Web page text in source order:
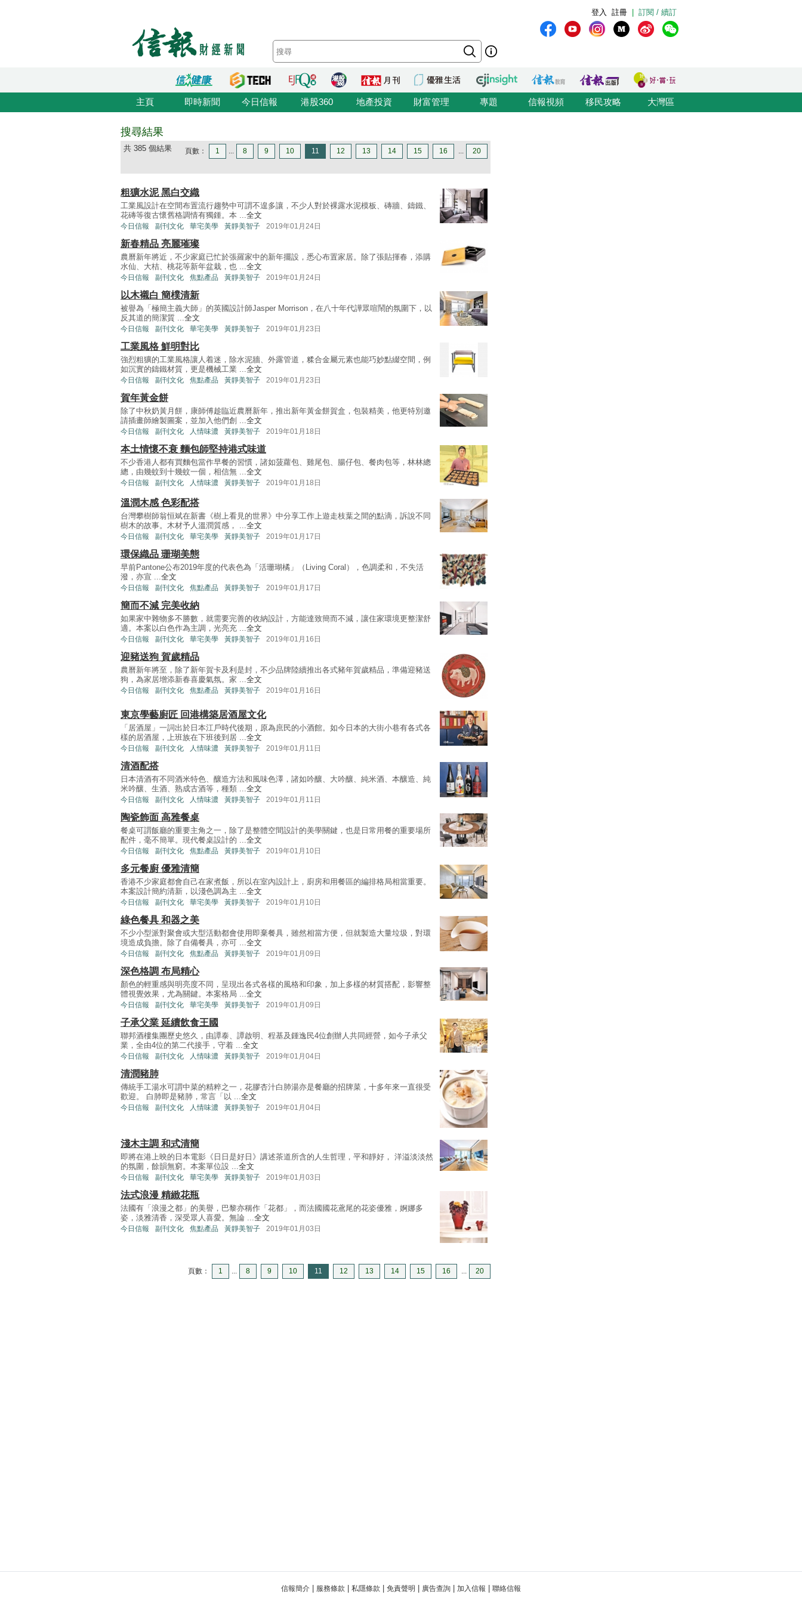
訂閱 / 續訂
註冊
登入
主頁 即時新聞 今日信報 港股360 地產投資 財富管理 專題 信報視頻 移民攻略 大灣區
搜尋結果
共 385 個結果 頁數： 1 ... 8 9 10 11 12 13 14 15 16 ... 20
粗獷水泥 黑白交織
工業風設計在空間布置流行趨勢中可謂不遑多讓，不少人對於裸露水泥模板、磚牆、鑄鐵、
花磚等復古懷舊格調情有獨鍾。本 ...全文
今日信報 副刊文化 華宅美學 黃靜美智子 2019年01月24日
新春精品 亮麗璀璨
農曆新年將近，不少家庭已忙於張羅家中的新年擺設，悉心布置家居。除了張貼揮春，添購
水仙、大桔、桃花等新年盆栽，也 ...全文
今日信報 副刊文化 焦點產品 黃靜美智子 2019年01月24日
以木襯白 簡樸清新
被譽為「極簡主義大師」的英國設計師Jasper Morrison，在八十年代譁眾喧鬧的氛圍下，以
反其道的簡潔質 ...全文
今日信報 副刊文化 華宅美學 黃靜美智子 2019年01月23日
工業風格 鮮明對比
強烈粗獷的工業風格讓人着迷，除水泥牆、外露管道，糅合金屬元素也能巧妙點綴空間，例
如沉實的鑄鐵材質，更是機械工業 ...全文
今日信報 副刊文化 焦點產品 黃靜美智子 2019年01月23日
賀年黃金餅
除了中秋奶黃月餅，康師傅趁臨近農曆新年，推出新年黃金餅賀盒，包裝精美，他更特別邀
請插畫師繪製圖案，並加入他們創 ...全文
今日信報 副刊文化 人情味濃 黃靜美智子 2019年01月18日
本土情懷不衰 麵包師堅持港式味道
不少香港人都有買麵包當作早餐的習慣，諸如菠蘿包、雞尾包、腸仔包、餐肉包等，林林總
總，由幾蚊到十幾蚊一個，相信無 ...全文
今日信報 副刊文化 人情味濃 黃靜美智子 2019年01月18日
溫潤木感 色彩配搭
台灣攀樹師翁恒斌在新書《樹上看見的世界》中分享工作上遊走枝葉之間的點滴，訴說不同
樹木的故事。木材予人溫潤質感， ...全文
今日信報 副刊文化 華宅美學 黃靜美智子 2019年01月17日
環保織品 珊瑚美態
早前Pantone公布2019年度的代表色為「活珊瑚橘」（Living Coral），色調柔和，不失活
潑，亦宣 ...全文
今日信報 副刊文化 焦點產品 黃靜美智子 2019年01月17日
簡而不減 完美收納
如果家中雜物多不勝數，就需要完善的收納設計，方能達致簡而不減，讓住家環境更整潔舒
適。本案以白色作為主調，光亮充 ...全文
今日信報 副刊文化 華宅美學 黃靜美智子 2019年01月16日
迎豬送狗 賀歲精品
農曆新年將至，除了新年賀卡及利是封，不少品牌陸續推出各式豬年賀歲精品，準備迎豬送
狗，為家居增添新春喜慶氣氛。家 ...全文
今日信報 副刊文化 焦點產品 黃靜美智子 2019年01月16日
東京學藝廚匠 回港構築居酒屋文化
「居酒屋」一詞出於日本江戶時代後期，原為庶民的小酒館。如今日本的大街小巷有各式各
樣的居酒屋，上班族在下班後到居 ...全文
今日信報 副刊文化 人情味濃 黃靜美智子 2019年01月11日
清酒配搭
日本清酒有不同酒米特色、釀造方法和風味色澤，諸如吟釀、大吟釀、純米酒、本釀造、純
米吟釀、生酒、熟成古酒等，種類 ...全文
今日信報 副刊文化 人情味濃 黃靜美智子 2019年01月11日
陶瓷飾面 高雅餐桌
餐桌可謂飯廳的重要主角之一，除了是整體空間設計的美學關鍵，也是日常用餐的重要場所
配件，毫不簡單。現代餐桌設計的 ...全文
今日信報 副刊文化 焦點產品 黃靜美智子 2019年01月10日
多元餐廚 優雅清簡
香港不少家庭都會自己在家煮飯，所以在室內設計上，廚房和用餐區的編排格局相當重要。
本案設計簡約清新，以淺色調為主 ...全文
今日信報 副刊文化 華宅美學 黃靜美智子 2019年01月10日
綠色餐具 和器之美
不少小型派對聚會或大型活動都會使用即棄餐具，雖然相當方便，但就製造大量垃圾，對環
境造成負擔。除了自備餐具，亦可 ...全文
今日信報 副刊文化 焦點產品 黃靜美智子 2019年01月09日
深色格調 布局精心
顏色的輕重感與明亮度不同，呈現出各式各樣的風格和印象，加上多樣的材質搭配，影響整
體視覺效果，尤為關鍵。本案格局 ...全文
今日信報 副刊文化 華宅美學 黃靜美智子 2019年01月09日
子承父業 延續飲食王國
聯邦酒樓集團歷史悠久，由譚泰、譚啟明、程基及鍾逸民4位創辦人共同經營，如今子承父
業，全由4位的第二代接手，守着 ...全文
今日信報 副刊文化 人情味濃 黃靜美智子 2019年01月04日
清潤豬肺
傳統手工湯水可謂中菜的精粹之一，花膠杏汁白肺湯亦是餐廳的招牌菜，十多年來一直很受
歡迎。 白肺即是豬肺，常言「以 ...全文
今日信報 副刊文化 人情味濃 黃靜美智子 2019年01月04日
淺木主調 和式清簡
即將在港上映的日本電影《日日是好日》講述茶道所含的人生哲理，平和靜好， 洋溢淡淡然
的氛圍，餘韻無窮。本案單位設 ... 全文
今日信報 副刊文化 華宅美學 黃靜美智子 2019年01月03日
法式浪漫 精緻花瓶
法國有「浪漫之都」的美譽，巴黎亦稱作「花都」，而法國國花鳶尾的花姿優雅，婀娜多
姿，淡雅清香，深受眾人喜愛。無論 ... 全文
今日信報 副刊文化 焦點產品 黃靜美智子 2019年01月03日
頁數： 1 ... 8 9 10 11 12 13 14 15 16 ... 20
信報簡介 服務條款 私隱條款 免責聲明 廣告查詢 加入信報 聯絡信報